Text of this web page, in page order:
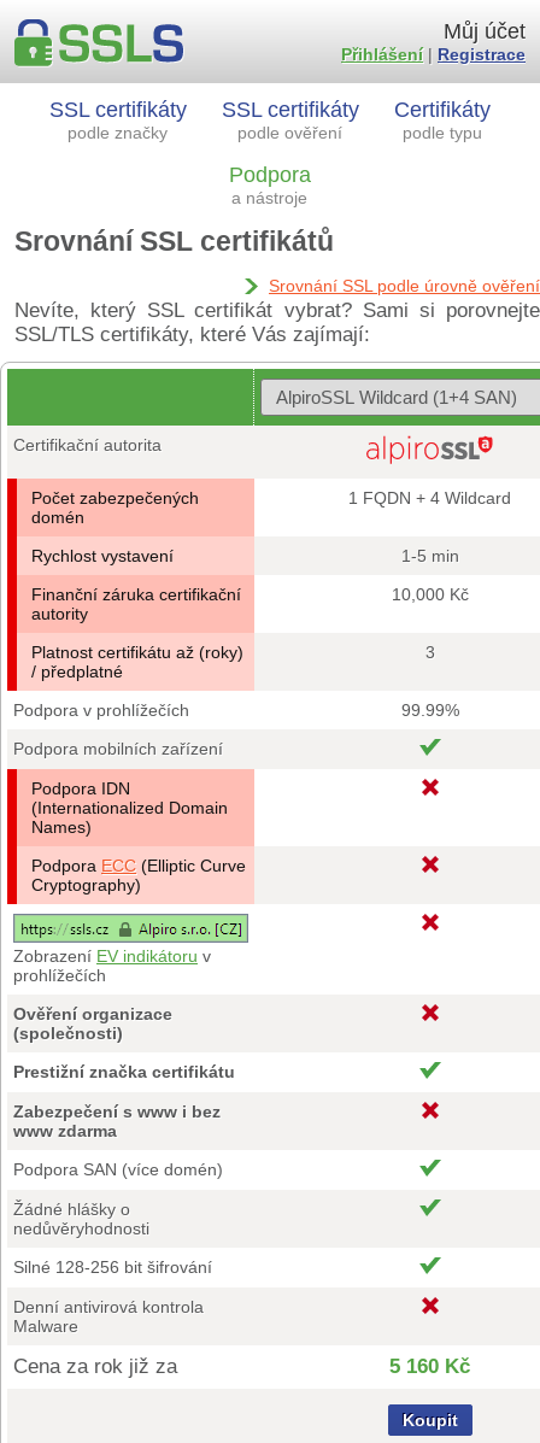
SSL certifikáty
podle značky
SSL certifikáty
podle ověření
Certifikáty
podle typu
Podpora
a nástroje
Můj účet
Přihlášení| Registrace
Srovnání SSL certifikátů
Srovnání SSL podle úrovně ověření
Nevíte, který SSL certifikát vybrat? Sami si porovnejte
SSL/TLS certifikáty, které Vás zajímají:
Certifikační autorita
Počet zabezpečených
domén
1 FQDN + 4 Wildcard
Rychlost vystavení
1-5 min
Finanční záruka certifikační
autority
10,000 Kč
Platnost certifikátu až (roky)
/ předplatné
3
Podpora v prohlížečích
99.99%
Podpora mobilních zařízení
Podpora IDN
(Internationalized Domain
Names)
Podpora ECC (Elliptic Curve
Cryptography)
Zobrazení EV indikátoru v
prohlížečích
Ověření organizace
(společnosti)
Prestižní značka certifikátu
Zabezpečení s www i bez
www zdarma
Podpora SAN (více domén)
Žádné hlášky o
nedůvěryhodnosti
Silné 128-256 bit šifrování
Denní antivirová kontrola
Malware
Cena za rok již za 5 160 Kč
Koupit